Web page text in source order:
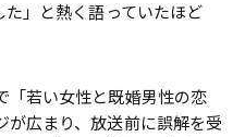
」と熱く語っていたほど
「若い女性と既婚男性の恋
が広まり、放送前に誤解を受